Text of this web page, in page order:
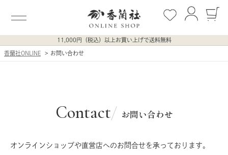
11,000円（税込）以上お買い上げで送料無料
香蘭社ONLINE お問い合わせ
Contact お問い合わせ
オンラインショップや直営店へのお問合せを承っております。